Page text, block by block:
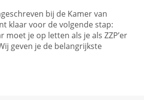
bij de Kamer van
klaar voor de volgende stap:
moet je op letten als je als ZZP’er
geven je de belangrijkste